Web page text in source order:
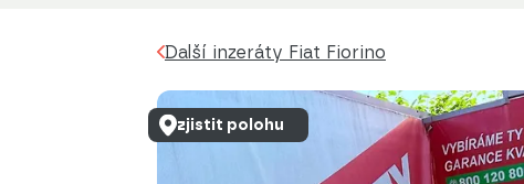
Další inzeráty Fiat Fiorino
zjistit polohu